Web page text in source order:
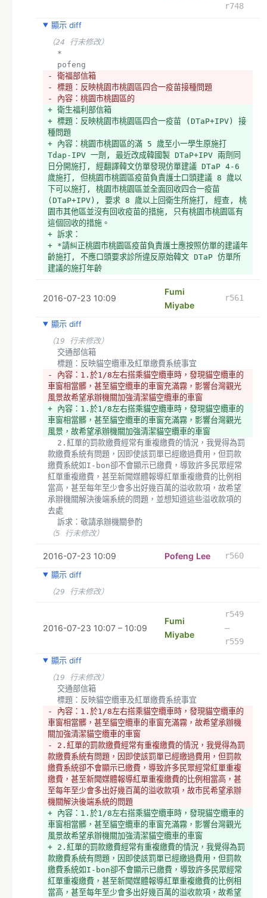
r748
顯示 diff
（24 行未修改）
  *
  pofeng
- 衛福部信箱
- 標題：反映桃園市桃園區四合一疫苗接種問題
- 內容：桃園市桃園區的
+ 衛生福利部信箱
+ 標題：反映桃園市桃園區四合一疫苗 (DTaP+IPV) 接
種問題
+ 內容：桃園市桃園區的滿 5 歲至小一學生原施打
Tdap‐IPV 一劑, 最近改成韓國製 DTaP+IPV 兩劑同
日分開施打, 經翻譯韓文仿單發現仿單建議 DTaP 4-6
歲施打, 但桃園市桃園區疫苗負責護士口頭建議 8 歲以
下可以施打, 桃園市桃園區並全面回收四合一疫苗
(DTaP+IPV), 要求 8 歲以上回衛生所施打, 經查, 桃
園市其他區並沒有回收疫苗的措施, 只有桃園市桃園區有
這個回收的措施。
+ 訴求：
+ *請糾正桃園市桃園區疫苗負責護士應按照仿單的建議年
齡施打, 不應口頭要求診所違反原始韓文 DTaP 仿單所
建議的施打年齡
2016-07-23 10:09
Fumi
Miyabe
r561
顯示 diff
（19 行未修改）
  交通部信箱
  標題：反映貓空纜車及紅單繳費系統事宜
- 內容：1.於1/8左右搭乘貓空纜車時，發現貓空纜車的
車窗相當髒，甚至貓空纜車的車窗充滿霧，影響台灣觀光
風景故希望承辦機關加強清潔貓空纜車的車窗
+ 內容：1.於1/8左右搭乘貓空纜車時，發現貓空纜車的
車窗相當髒，甚至貓空纜車的車窗充滿霧，影響台灣觀光
風景，故希望承辦機關加強清潔貓空纜車的車窗
款繳費系統有問題，因即使該罰單已經繳過費用，但罰款
繳費系統如I-bon卻不會顯示已繳費，導致許多民眾經常
紅單重複繳費，甚至新聞媒體報導紅單重複繳費的比例相
當高，甚至每年至少會多出好幾百萬的溢收款項，故希望
承辦機關解決後端系統的問題，並想知道這些溢收款項的
去處
  訴求：敬請承辦機關參酌
（5 行未修改）
2016-07-23 10:09 Pofeng Lee
r560
顯示 diff
（29 行未修改）
2016-07-23 10:07 – 10:09
Fumi
Miyabe
r549
–
r559
顯示 diff
（19 行未修改）
  交通部信箱
  標題：反映貓空纜車及紅單繳費系統事宜
- 內容：1.於1/8左右搭乘貓空纜車時，發現貓空纜車的
車窗相當髒，甚至貓空纜車的車窗充滿霧，故希望承辦機
關加強清潔貓空纜車的車窗
- 2.紅單的罰款繳費經常有重複繳費的情況，我覺得為罰
款繳費系統有問題，因即使該罰單已經繳過費用，但罰款
繳費系統卻不會顯示已繳費，導致許多民眾經常紅單重複
繳費，甚至新聞媒體報導紅單重複繳費的比例相當高，甚
至每年至少會多出好幾百萬的溢收款項，故市民希望承辦
機關解決後端系統的問題
+ 內容：1.於1/8左右搭乘貓空纜車時，發現貓空纜車的
車窗相當髒，甚至貓空纜車的車窗充滿霧，影響台灣觀光
風景故希望承辦機關加強清潔貓空纜車的車窗
+ 2.紅單的罰款繳費經常有重複繳費的情況，我覺得為罰
款繳費系統有問題，因即使該罰單已經繳過費用，但罰款
繳費系統如I-bon卻不會顯示已繳費，導致許多民眾經常
紅單重複繳費，甚至新聞媒體報導紅單重複繳費的比例相
當高，甚至每年至少會多出好幾百萬的溢收款項，故希望